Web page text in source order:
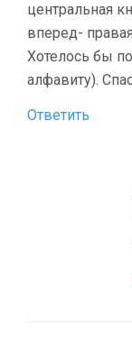
центральная
вперед-
Хотелось бы
алфавиту).
Ответить